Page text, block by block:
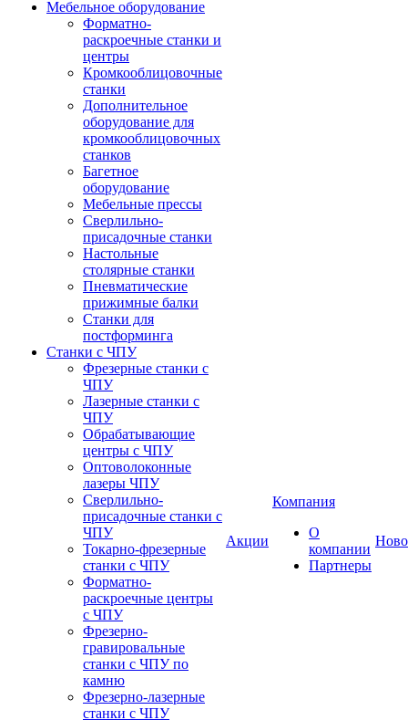
Мебельное оборудование
Форматно-
раскроечные станки и
центры
Кромкооблицовочные
станки
Дополнительное
оборудование для
кромкооблицовочных
станков
Багетное
оборудование
Мебельные прессы
Сверлильно-
присадочные станки
Настольные
столярные станки
Пневматические
прижимные балки
Станки для
постформинга
Станки с ЧПУ
Фрезерные станки с
ЧПУ
Лазерные станки с
ЧПУ
Обрабатывающие
центры с ЧПУ
Оптоволоконные
лазеры ЧПУ
Сверлильно-
присадочные станки с
ЧПУ
Токарно-фрезерные
станки с ЧПУ
Форматно-
раскроечные центры
с ЧПУ
Фрезерно-
гравировальные
станки с ЧПУ по
камню
Фрезерно-лазерные
станки с ЧПУ
Акции
Компания
О
компании
Партнеры